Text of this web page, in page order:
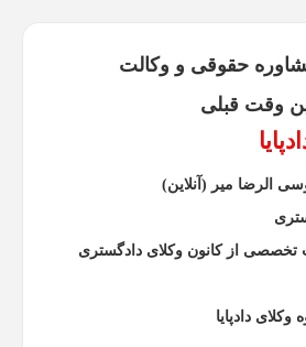
حقوقی و وکالت
وقت قبلی
الرضا میر (آنلاین)
تخصصی از کانون وکلای دادگستری
دادپایا